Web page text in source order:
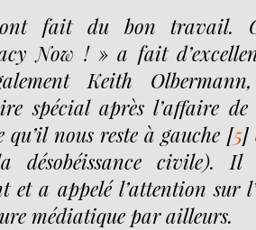
fait du bon travail.
Now ! » a fait
Keith
spécial après l’affaire
qu’il nous reste à gauche [5]
désobéissance civile).
et a appelé l’attention sur
médiatique par ailleurs.